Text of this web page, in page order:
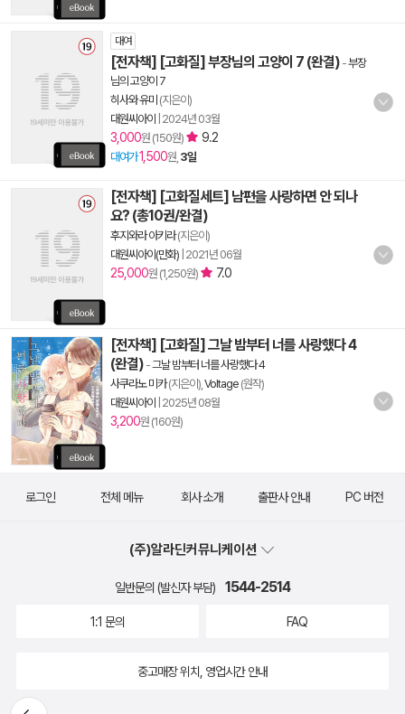
대여
[전자책] [고화질] 부장님의 고양이 7 (완결) -부장
님의 고양이 7
히사와 유미 (지은이)
대원씨아이
2024년 03월
3,000원 (150원) 9.2
대여가1,500원, 3일
[전자책] [고화질세트] 남편을 사랑하면 안 되나
요? (총10권/완결)
후지와라 아키라(지은이)
대원씨아이(만화) 2021년 06월
25,000원 (1,250원) 7.0
[전자책] [고화질] 그날 밤부터 너를 사랑했다 4
(완결) -그날 밤부터 너를 사랑했다 4
사쿠라노 미카(지은이), Voltage (원작)
대원씨아이
2025년 08월
3,200원 (160원)
뒤로가
로그인 전체 메뉴 회사 소개 출판사 안내 PC 버전
(주)알라딘커뮤니케이션
일반문의 (발신자 부담) 1544-2514
1:1 문의 FAQ
중고매장 위치, 영업시간 안내